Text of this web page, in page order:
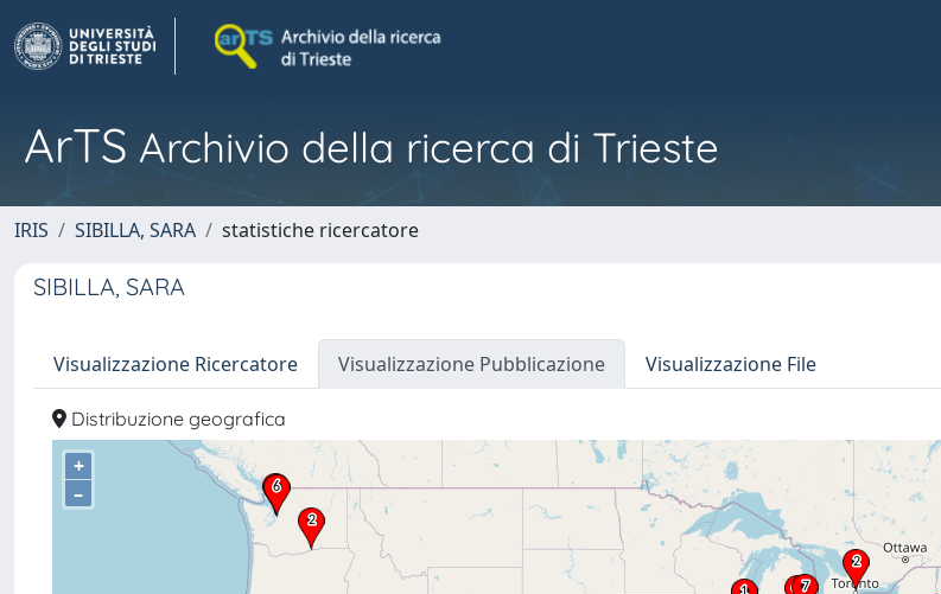
ArTS Archivio della ricerca di Trieste
IRIS SIBILLA, SARA statistiche ricercatore
SIBILLA, SARA
Visualizzazione Ricercatore Visualizzazione Pubblicazione Visualizzazione File
Distribuzione geografica
+
–